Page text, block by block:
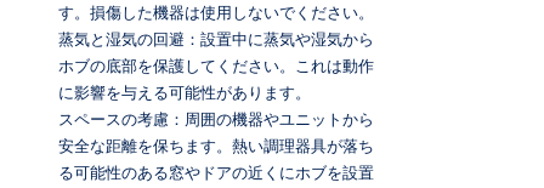
す。損傷した機器は使用しないでください。
蒸気と湿気の回避：設置中に蒸気や湿気から
ホブの底部を保護してください。これは動作
に影響を与える可能性があります。
スペースの考慮：周囲の機器やユニットから
安全な距離を保ちます。熱い調理器具が落ち
る可能性のある窓やドアの近くにホブを設置